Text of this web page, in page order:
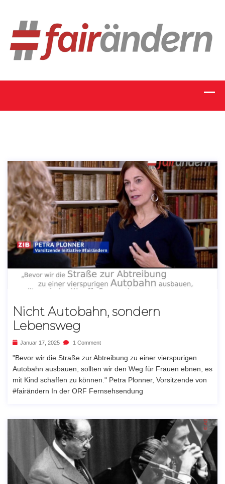
Nicht Autobahn, sondern
Lebensweg
Januar 17, 2025 1 Comment
"Bevor wir die Straße zur Abtreibung zu einer vierspurigen
Autobahn ausbauen, sollten wir den Weg für Frauen ebnen, es
mit Kind schaffen zu können." Petra Plonner, Vorsitzende von
#fairändern In der ORF Fernsehsendung